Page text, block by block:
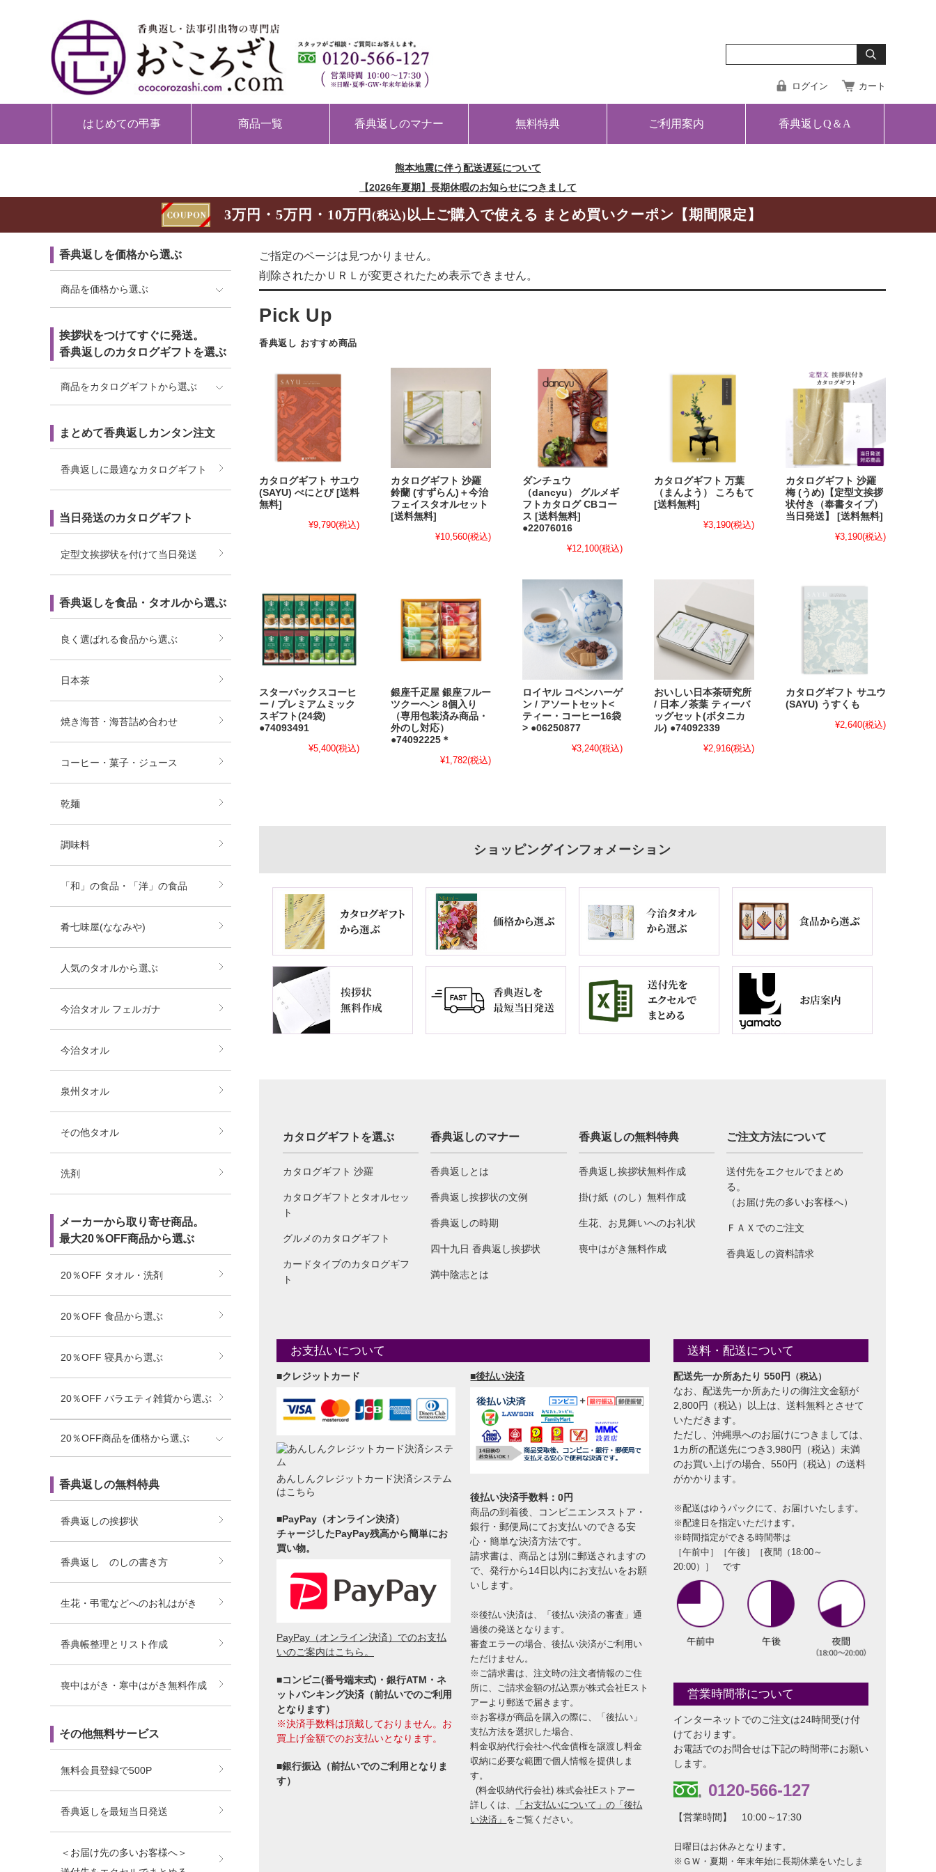
ログイン カート
はじめての弔事 商品一覧 香典返しのマナー 無料特典 ご利用案内 香典返しQ＆A
熊本地震に伴う配送遅延について
【2026年夏期】長期休暇のお知らせにつきまして
3万円・5万円・10万円 (税込) 以上ご購入で使える まとめ買いクーポン【期間限定】
ご指定のページは見つかりません。
削除されたかＵＲＬが変更されたため表示できません。
香典返し おすすめ商品
カタログギフト サユウ
(SAYU) べにとび [送料
無料]
¥9,790(税込)
カタログギフト 沙羅
鈴蘭 (すずらん)＋今治
フェイスタオルセット
[送料無料]
¥10,560(税込)
ダンチュウ
（dancyu） グルメギ
フトカタログ CBコー
ス [送料無料]
●22076016
¥12,100(税込)
カタログギフト 万葉
（まんよう） ころもて
[送料無料]
¥3,190(税込)
カタログギフト 沙羅
梅 (うめ)【定型文挨拶
状付き（奉書タイプ）
当日発送】 [送料無料]
¥3,190(税込)
スターバックスコーヒ
ー / プレミアムミック
スギフト(24袋)
●74093491
¥5,400(税込)
銀座千疋屋 銀座フルー
ツクーヘン 8個入り
（専用包装済み商品・
外のし対応）
●74092225＊
¥1,782(税込)
ロイヤル コペンハーゲ
ン / アソートセット<
ティー・コーヒー16袋
> ●06250877
¥3,240(税込)
おいしい日本茶研究所
/ 日本ノ茶葉 ティーバ
ッグセット(ボタニカ
ル) ●74092339
¥2,916(税込)
カタログギフト サユウ
(SAYU) うすくも
¥2,640(税込)
ショッピングインフォメーション
カタログギフトを選ぶ
カタログギフト 沙羅
カタログギフトとタオルセッ
ト
グルメのカタログギフト
カードタイプのカタログギフ
ト
香典返しのマナー
香典返しとは
香典返し挨拶状の文例
香典返しの時期
四十九日 香典返し挨拶状
満中陰志とは
香典返しの無料特典
香典返し挨拶状無料作成
掛け紙（のし）無料作成
生花、お見舞いへのお礼状
喪中はがき無料作成
ご注文方法について
送付先をエクセルでまとめ
る。
（お届け先の多いお客様へ）
ＦＡＸでのご注文
香典返しの資料請求
お支払いについて
■クレジットカード
あんしんクレジットカード決済システム
はこちら
■PayPay（オンライン決済）
チャージしたPayPay残高から簡単にお
買い物。
PayPay（オンライン決済）でのお支払
いのご案内はこちら。
■コンビニ(番号端末式)・銀行ATM・ネ
ットバンキング決済（前払いでのご利用
となります）
※決済手数料は頂戴しておりません。お
買上げ金額でのお支払いとなります。
■銀行振込（前払いでのご利用となりま
す）
■後払い決済
後払い決済手数料：0円
商品の到着後、コンビニエンスストア・
銀行・郵便局にてお支払いのできる安
心・簡単な決済方法です。
請求書は、商品とは別に郵送されますの
で、発行から14日以内にお支払いをお願
いします。
※後払い決済は、「後払い決済の審査」通
過後の発送となります。
審査エラーの場合、後払い決済がご利用い
ただけません。
※ご請求書は、注文時の注文者情報のご住
所に、ご請求金額の払込票が株式会社Eスト
アーより郵送で届きます。
※お客様が商品を購入の際に、「後払い」
支払方法を選択した場合、
料金収納代行会社へ代金債権を譲渡し料金
収納に必要な範囲で個人情報を提供しま
す。
(料金収納代行会社) 株式会社Eストアー
詳しくは、
「お支払いについて」の「後払
い決済」 をご覧ください。
送料・配送について
配送先一か所あたり 550円 （税込）
なお、配送先一か所あたりの御注文金額が
2,800円（税込）以上は、送料無料とさせて
いただきます。
ただし、沖縄県へのお届けにつきましては、
1カ所の配送先につき3,980円（税込）未満
のお買い上げの場合、550円（税込）の送料
がかかります。
※配送はゆうパックにて、お届けいたします。
※配達日を指定いただけます。
※時間指定ができる時間帯は
［午前中］［午後］［夜間（18:00～
20:00）］ です
営業時間帯について
インターネットでのご注文は24時間受け付
けております。
お電話でのお問合せは下記の時間帯にお願い
します。
0120-566-127
【営業時間】 10:00～17:30
日曜日はお休みとなります。
※ＧＷ・夏期・年末年始に長期休業をいたしま
香典返しを価格から選ぶ
商品を価格から選ぶ
挨拶状をつけてすぐに発送。
香典返しのカタログギフトを選ぶ
商品をカタログギフトから選ぶ
まとめて香典返しカンタン注文
香典返しに最適なカタログギフト
当日発送のカタログギフト
定型文挨拶状を付けて当日発送
香典返しを食品・タオルから選ぶ
良く選ばれる食品から選ぶ
日本茶
焼き海苔・海苔詰め合わせ
コーヒー・菓子・ジュース
乾麺
調味料
「和」の食品・「洋」の食品
肴七味屋(ななみや)
人気のタオルから選ぶ
今治タオル フェルガナ
今治タオル
泉州タオル
その他タオル
洗剤
メーカーから取り寄せ商品。
最大20％OFF商品から選ぶ
20％OFF タオル・洗剤
20％OFF 食品から選ぶ
20％OFF 寝具から選ぶ
20％OFF バラエティ雑貨から選ぶ
20％OFF商品を価格から選ぶ
香典返しの無料特典
香典返しの挨拶状
香典返し のしの書き方
生花・弔電などへのお礼はがき
香典帳整理とリスト作成
喪中はがき・寒中はがき無料作成
その他無料サービス
無料会員登録で500P
香典返しを最短当日発送
＜お届け先の多いお客様へ＞